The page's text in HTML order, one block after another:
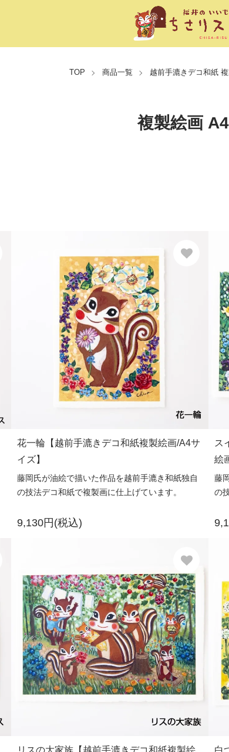
TOP 商品一覧 越前手漉きデコ和紙
複製絵画
花一輪【越前手漉きデコ和紙複製絵画/A4サ
イズ】
藤岡氏が油絵で描いた作品を越前手漉き和紙独自
の技法デコ和紙で複製画に仕上げています。
9,130円(税込)
ス
絵
藤
の
リスの大家族【越前手漉きデコ和紙複製絵
白